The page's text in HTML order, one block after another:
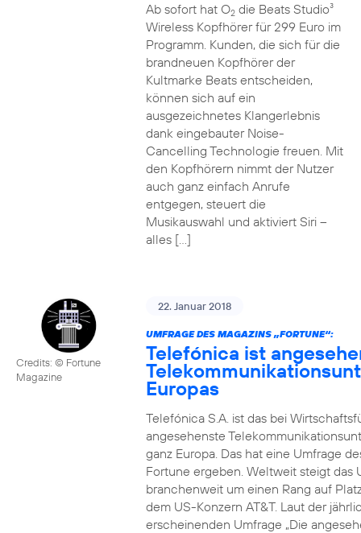
Ab sofort hat O2die Beats Studio³
Wireless Kopfhörer für 299 Euro im
Programm. Kunden, die sich für die
brandneuen Kopfhörer der
Kultmarke Beats entscheiden,
können sich auf ein
ausgezeichnetes Klangerlebnis
dank eingebauter Noise-
Cancelling Technologie freuen. Mit
den Kopfhörern nimmt der Nutzer
auch ganz einfach Anrufe
entgegen, steuert die
Musikauswahl und aktiviert Siri –
alles […]
Credits: © Fortune
Magazine
22. Januar 2018
UMFRAGE DES MAGAZINS „FORTUNE“:
Telefónica ist
Europas
Telefónica S.A. ist das bei
angesehenste
ganz Europa. Das hat eine Umfrage
Fortune ergeben. Weltweit steigt das
branchenweit um einen Rang auf
dem US-Konzern AT&T. Laut der
erscheinenden Umfrage „Die